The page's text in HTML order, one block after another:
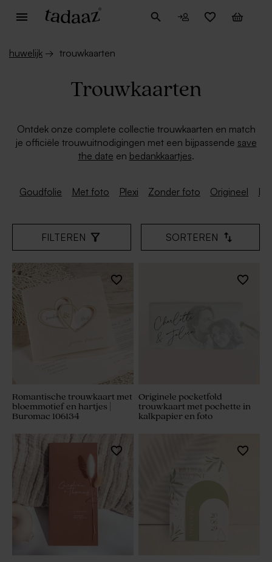
huwelijk → trouwkaarten
Trouwkaarten
Ontdek onze complete collectie trouwkaarten en match
je officiële trouwuitnodigingen met een bijpassende save
the date en bedankkaartjes.
Goudfolie Met foto Plexi Zonder foto Origineel
FILTEREN SORTEREN
Romantische trouwkaart met
bloemmotief en hartjes |
Buromac 106134
Originele pocketfold
trouwkaart met pochette in
kalkpapier en foto